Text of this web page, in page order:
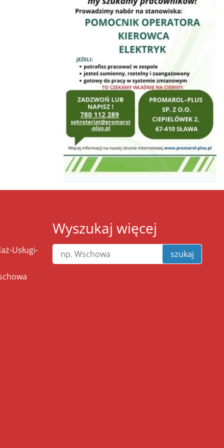
Usługi-
Wyszukaj więcej
szukaj